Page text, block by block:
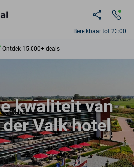
Bereikbaar tot 23:00
per week beschikbaar
Ontdek 15.000+ deals
kwaliteit van
Valk hotel